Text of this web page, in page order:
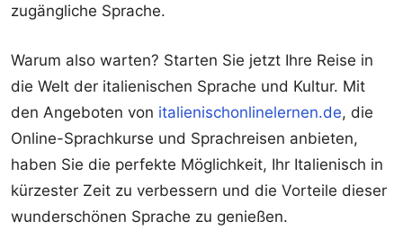
zugängliche Sprache.
Warum also warten? Starten Sie jetzt Ihre Reise in
die Welt der italienischen Sprache und Kultur. Mit
den Angeboten von italienischonlinelernen.de, die
Online-Sprachkurse und Sprachreisen anbieten,
haben Sie die perfekte Möglichkeit, Ihr Italienisch in
kürzester Zeit zu verbessern und die Vorteile dieser
wunderschönen Sprache zu genießen.